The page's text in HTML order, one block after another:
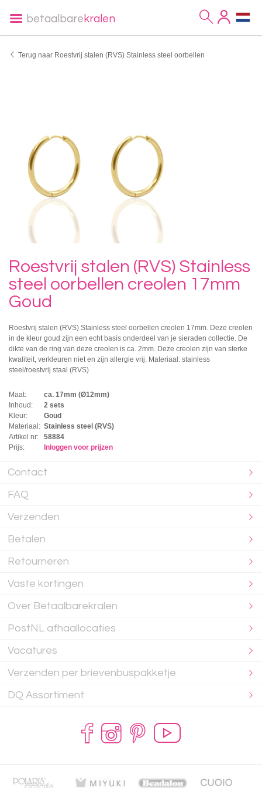
betaalbare kralen
Terug naar Roestvrij stalen (RVS) Stainless steel oorbellen
Roestvrij stalen (RVS) Stainless
steel oorbellen creolen 17mm
Goud
Roestvrij stalen (RVS) Stainless steel oorbellen creolen 17mm. Deze creolen
in de kleur goud zijn een echt basis onderdeel van je sieraden collectie. De
dikte van de ring van deze creolen is ca. 2mm. Deze creolen zijn van sterke
kwaliteit, verkleuren niet en zijn allergie vrij. Materiaal: stainless
steel/roestvrij staal (RVS)
Maat:
ca. 17mm (Ø12mm)
Inhoud:
2 sets
Kleur:
Goud
Materiaal: Stainless steel (RVS)
Artikel nr:
58884
Prijs:
Inloggen voor prijzen
Contact
FAQ
Verzenden
Betalen
Retourneren
Vaste kortingen
Over Betaalbarekralen
PostNL afhaallocaties
Vacatures
Verzenden per brievenbuspakketje
DQ Assortiment